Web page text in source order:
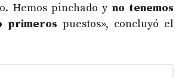
Hemos pinchado y no tenemos
primeros puestos», concluyó el